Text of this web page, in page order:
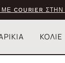
COURIER
ΚΟΛΙΕ